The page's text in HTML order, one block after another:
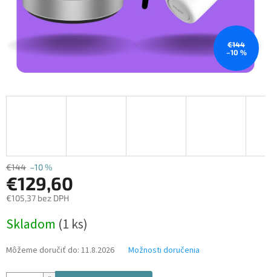
€144
–10 %
€144 –10 %
€129,60
€105,37 bez DPH
cena:
Skladom (1 ks)
Môžeme doručiť do: 11.8.2026 Možnosti doručenia